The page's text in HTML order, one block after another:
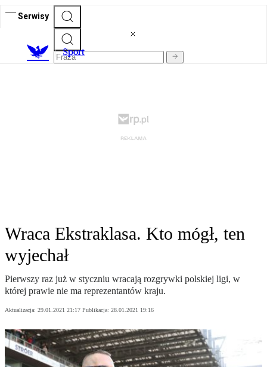
Serwisy
Sport
Wraca Ekstraklasa. Kto mógł, ten
wyjechał
Pierwszy raz już w styczniu wracają rozgrywki polskiej ligi, w
której prawie nie ma reprezentantów kraju.
Aktualizacja: 29.01.2021 21:17 Publikacja: 28.01.2021 19:16